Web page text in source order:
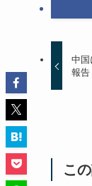
中国
報告
こ